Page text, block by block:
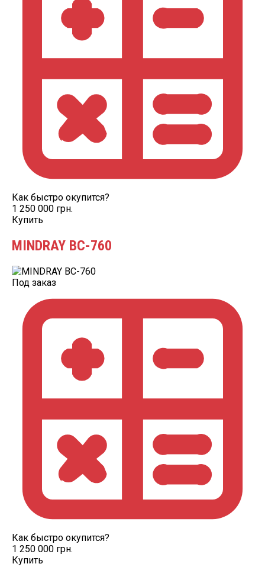
Как быстро окупится?
1 250 000 грн.
Купить
MINDRAY BC-760
Под заказ
Как быстро окупится?
1 250 000 грн.
Купить